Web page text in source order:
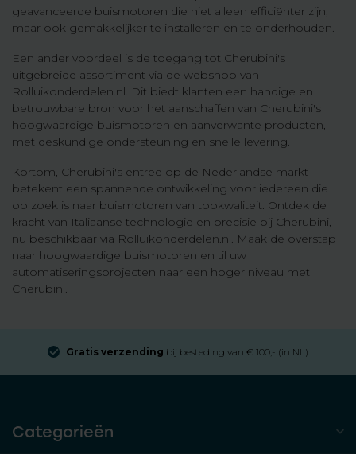
geavanceerde buismotoren die niet alleen efficiënter zijn,
maar ook gemakkelijker te installeren en te onderhouden.
Een ander voordeel is de toegang tot Cherubini's
uitgebreide assortiment via de webshop van
Rolluikonderdelen.nl. Dit biedt klanten een handige en
betrouwbare bron voor het aanschaffen van Cherubini's
hoogwaardige buismotoren en aanverwante producten,
met deskundige ondersteuning en snelle levering.
Kortom, Cherubini's entree op de Nederlandse markt
betekent een spannende ontwikkeling voor iedereen die
op zoek is naar buismotoren van topkwaliteit. Ontdek de
kracht van Italiaanse technologie en precisie bij Cherubini,
nu beschikbaar via Rolluikonderdelen.nl. Maak de overstap
naar hoogwaardige buismotoren en til uw
automatiseringsprojecten naar een hoger niveau met
Cherubini.
Gratis verzending bij besteding van € 100,- (in NL)
Categorieën